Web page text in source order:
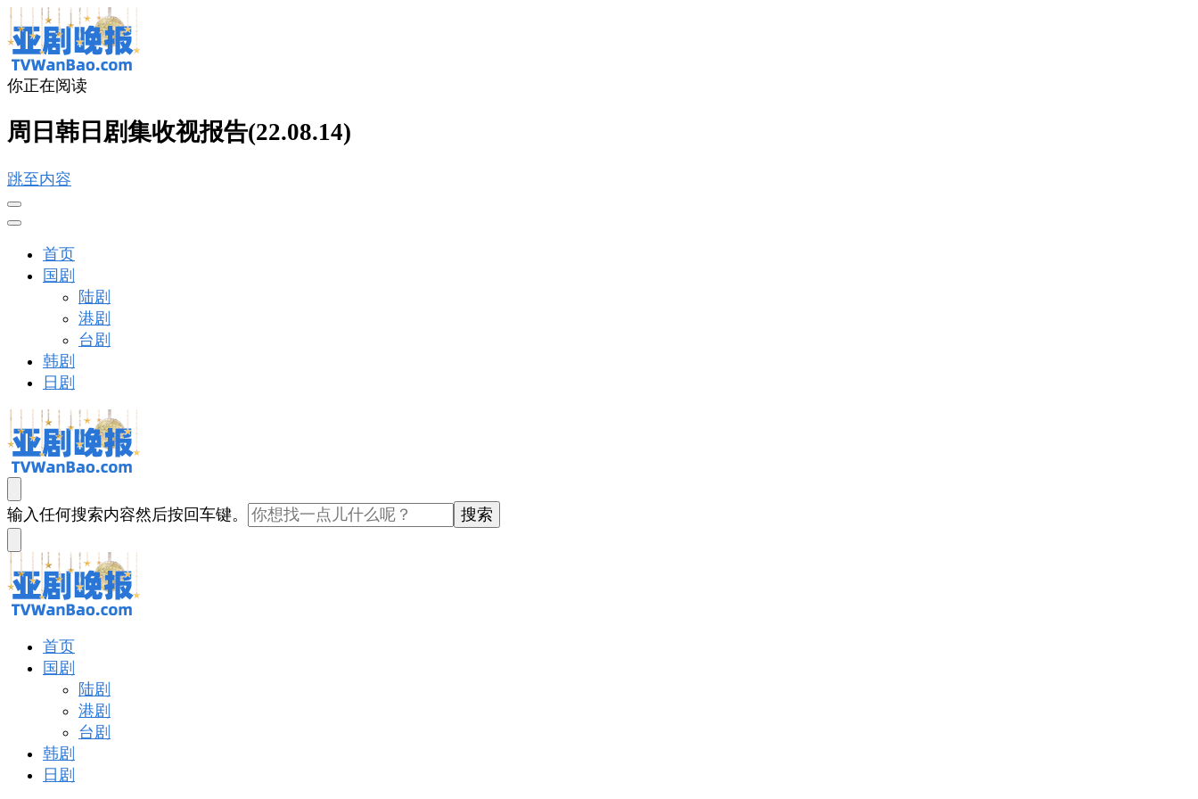
你正在阅读
周日韩日剧集收视报告(22.08.14)
跳至内容
首页
国剧
陆剧
港剧
台剧
韩剧
日剧
亚剧晚报
戏里戏外看亚洲
找
什
么
东
西
吗?
输入任何搜索内容然后按回车键。
亚剧晚报
戏里戏外看亚洲
首页
国剧
陆剧
港剧
台剧
韩剧
日剧